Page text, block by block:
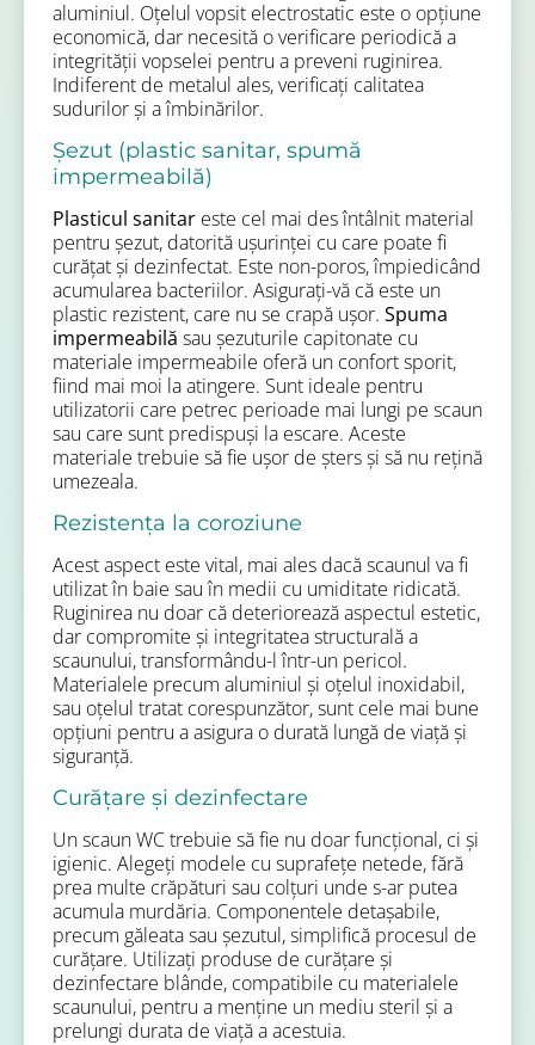
aluminiul. Oțelul vopsit electrostatic este o opțiune
economică, dar necesită o verificare periodică a
integrității vopselei pentru a preveni ruginirea.
Indiferent de metalul ales, verificați calitatea
sudurilor și a îmbinărilor.
Șezut (plastic sanitar, spumă
impermeabilă)
Plasticul sanitar este cel mai des întâlnit material
pentru șezut, datorită ușurinței cu care poate fi
curățat și dezinfectat. Este non-poros, împiedicând
acumularea bacteriilor. Asigurați-vă că este un
plastic rezistent, care nu se crapă ușor. Spuma
impermeabilă sau șezuturile capitonate cu
materiale impermeabile oferă un confort sporit,
fiind mai moi la atingere. Sunt ideale pentru
utilizatorii care petrec perioade mai lungi pe scaun
sau care sunt predispuși la escare. Aceste
materiale trebuie să fie ușor de șters și să nu rețină
umezeala.
Rezistența la coroziune
Acest aspect este vital, mai ales dacă scaunul va fi
utilizat în baie sau în medii cu umiditate ridicată.
Ruginirea nu doar că deteriorează aspectul estetic,
dar compromite și integritatea structurală a
scaunului, transformându-l într-un pericol.
Materialele precum aluminiul și oțelul inoxidabil,
sau oțelul tratat corespunzător, sunt cele mai bune
opțiuni pentru a asigura o durată lungă de viață și
siguranță.
Curățare și dezinfectare
Un scaun WC trebuie să fie nu doar funcțional, ci și
igienic. Alegeți modele cu suprafețe netede, fără
prea multe crăpături sau colțuri unde s-ar putea
acumula murdăria. Componentele detașabile,
precum găleata sau șezutul, simplifică procesul de
curățare. Utilizați produse de curățare și
dezinfectare blânde, compatibile cu materialele
scaunului, pentru a menține un mediu steril și a
prelungi durata de viață a acestuia.